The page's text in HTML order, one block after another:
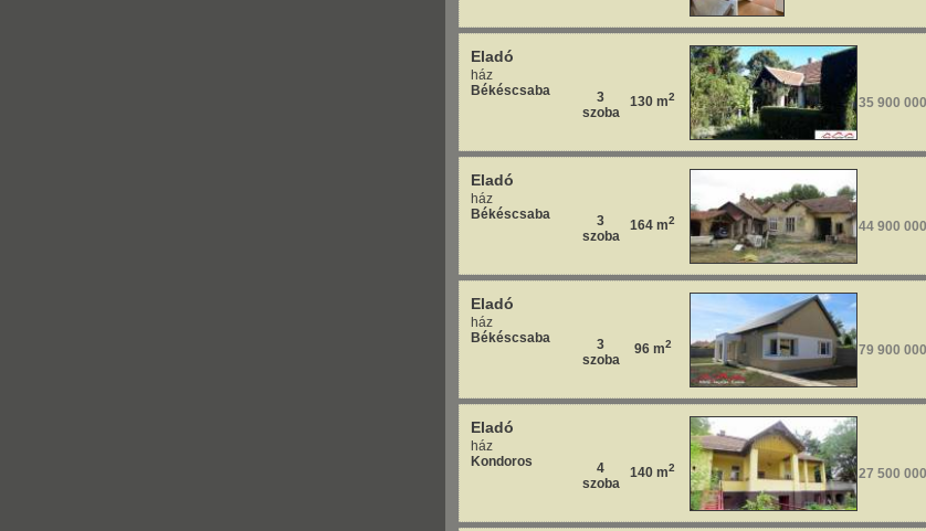
Eladó
ház
Békéscsaba
3
szoba
130 m2 35 900
Eladó
ház
Békéscsaba
3
szoba
164 m2 44 900
Eladó
ház
Békéscsaba
3
szoba
96 m2 79 900
Eladó
ház
Kondoros
4
szoba
140 m2 27 500